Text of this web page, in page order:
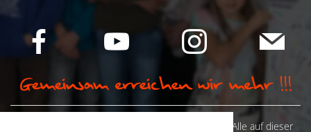
© Camp Stahl e.V. 2026 alle Rechte vorbehalten: Alle auf dieser